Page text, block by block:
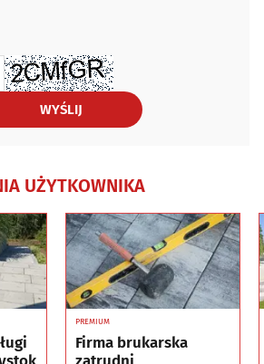
WYŚLIJ
UŻYTKOWNIKA
PREMIUM
Firma brukarska